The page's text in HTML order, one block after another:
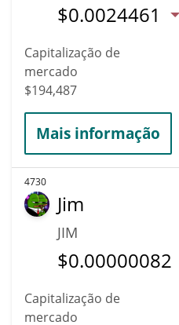
$0.0024461
Capitalização de
mercado
$194,487
Mais informação
4730
Jim
JIM
$0.00000082
Capitalização de
mercado